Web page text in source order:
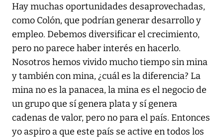
Hay muchas oportunidades desaprovechadas,
como Colón, que podrían generar desarrollo y
empleo. Debemos diversificar el crecimiento,
pero no parece haber interés en hacerlo.
Nosotros hemos vivido mucho tiempo sin mina
y también con mina, ¿cuál es la diferencia? La
mina no es la panacea, la mina es el negocio de
un grupo que sí genera plata y sí genera
cadenas de valor, pero no para el país. Entonces
yo aspiro a que este país se active en todos los